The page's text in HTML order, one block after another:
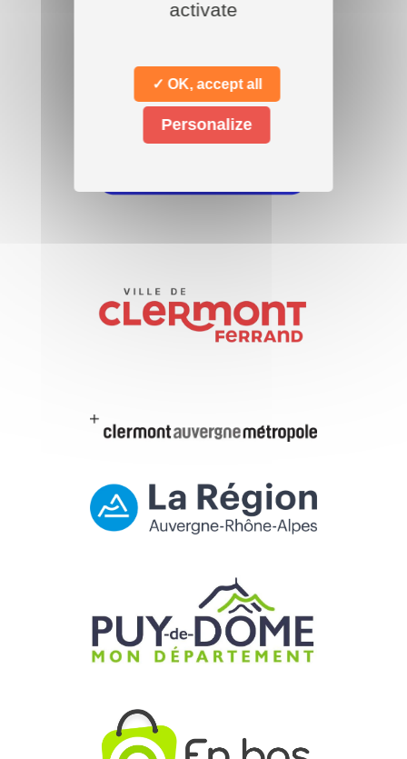
Nospartenaires
activate
✓ OK, accept all
Personalize